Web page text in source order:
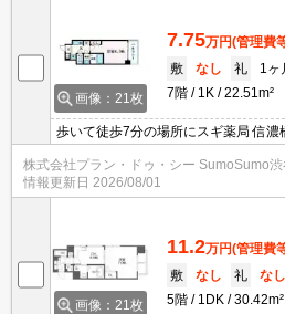
画像：21枚
7.75万円(管理費
敷
なし 礼
1ヶ
7階
1K 22.51m²
歩いて徒歩7分の場所にスギ薬局 信濃
キュリティ面は、オートロック・TV
いるので安心して暮らせます。こち
株式会社プラン・ドゥ・シー SumoSumo渋
情報更新日 2026/08/01
画像：21枚
11.2万円(管理費
敷
なし 礼
なし
5階
1DK 30.42m²